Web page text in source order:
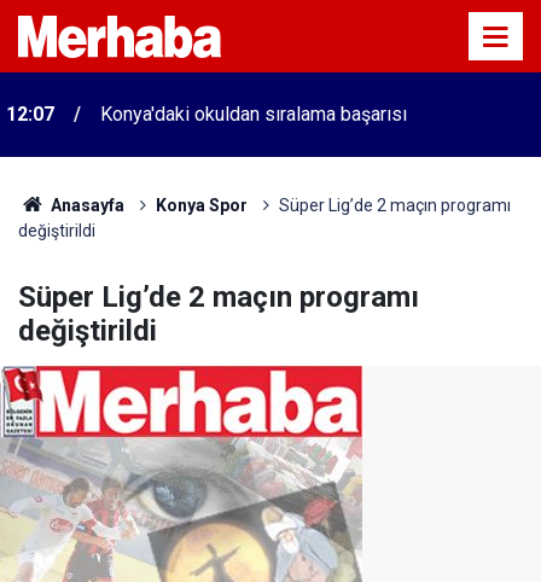
12:07 Konya'daki okuldan sıralama başarısı
Anasayfa Konya Spor
Süper Lig’de 2 maçın programı
değiştirildi
Süper Lig’de 2 maçın programı
değiştirildi